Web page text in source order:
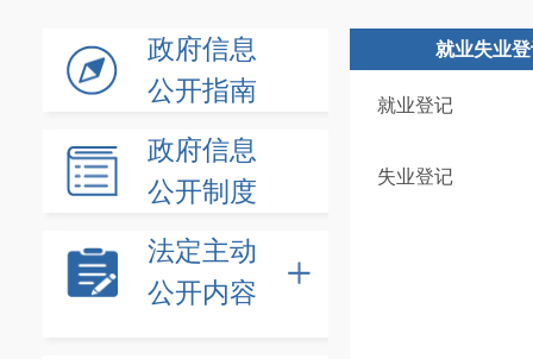
政府信息
公开指南
政府信息
公开制度
法定主动
公开内容
就业失业
就业登记
失业登记